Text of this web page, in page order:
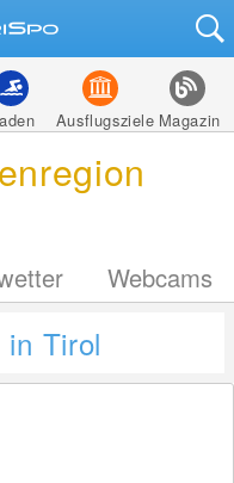
Ausflugsziele Magazin
Webcams
in Tirol